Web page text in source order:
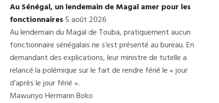
Au Sénégal, un lendemain de Magal amer pour les
fonctionnaires5 août 2026
Au lendemain du Magal de Touba, pratiquement aucun
fonctionnaire sénégalais ne s’est présenté au bureau. En
demandant des explications, leur ministre de tutelle a
relancé la polémique sur le fait de rendre férié le « jour
d’après le jour férié ».
Mawunyo Hermann Boko